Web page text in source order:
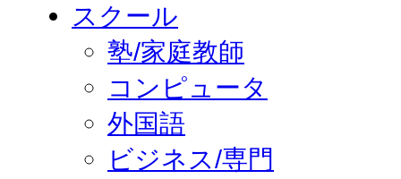
スクール
塾/家庭教師
コンピュータ
外国語
ビジネス/専門